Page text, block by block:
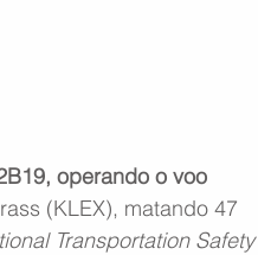
operando o voo
(KLEX), matando 47
Transportation Safety